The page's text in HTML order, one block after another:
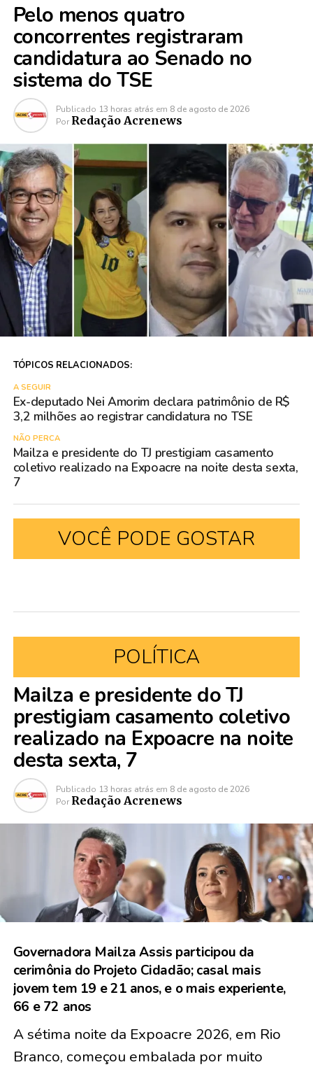
Pelo menos quatro
concorrentes registraram
candidatura ao Senado no
sistema do TSE
Publicado 13 horas atrás em 8 de agosto de 2026
Por Redação Acrenews
TÓPICOS RELACIONADOS:
A SEGUIR
Ex-deputado Nei Amorim declara patrimônio de R$
3,2 milhões ao registrar candidatura no TSE
NÃO PERCA
Mailza e presidente do TJ prestigiam casamento
coletivo realizado na Expoacre na noite desta sexta,
7
VOCÊ PODE GOSTAR
POLÍTICA
Mailza e presidente do TJ
prestigiam casamento coletivo
realizado na Expoacre na noite
desta sexta, 7
Publicado 13 horas atrás em 8 de agosto de 2026
Por Redação Acrenews
Governadora Mailza Assis participou da
cerimônia do Projeto Cidadão; casal mais
jovem tem 19 e 21 anos, e o mais experiente,
66 e 72 anos
A sétima noite da Expoacre 2026, em Rio
Branco, começou embalada por muito